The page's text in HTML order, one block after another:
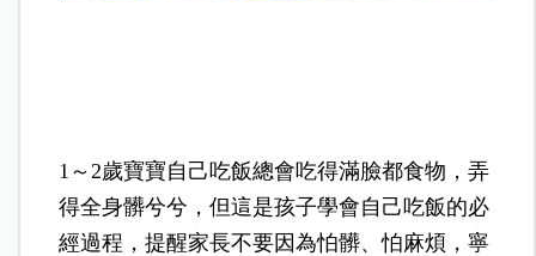
1～2歲寶寶自己吃飯總會吃得滿臉都食物，弄
得全身髒兮兮，但這是孩子學會自己吃飯的必
經過程，提醒家長不要因為怕髒、怕麻煩，寧